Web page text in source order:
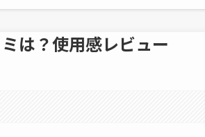
は？使用感レビュー